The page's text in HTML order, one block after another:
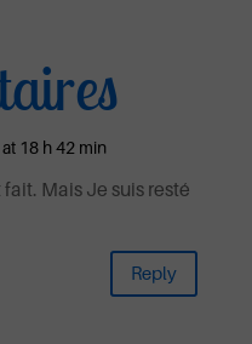
18 h 42 min
Mais Je suis resté
Reply